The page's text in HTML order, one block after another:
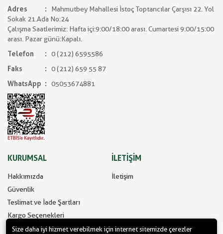
Adres
Mahmutbey Mahallesi İstoç Toptancılar Çarşısı 22. Yol
Sokak 21.Ada No:24
Çalışma Saatlerimiz: Hafta içi:9:00/18:00 arası. Cumartesi 9:00/15:00
arası. Pazar günü:Kapalı.
Telefon
0 (212) 6595586
Faks
0 (212) 659 55 87
WhatsApp
05053674881
KURUMSAL
Hakkımızda
Güvenlik
Teslimat ve İade Şartları
Kargo Seçenekleri
İLETİŞİM
İletişim
Size daha iyi hizmet verebilmek için internet sitemizde çerezler